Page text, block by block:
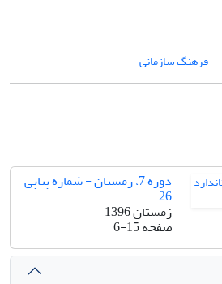
فرهنگ سازمانی
دوره 7، زمستان - شماره پیاپی
26
زمستان 1396
صفحه6-15